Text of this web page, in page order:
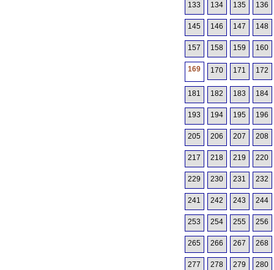
133 134 135 136
145 146 147 148
157 158 159 160
169 170 171 172
181 182 183 184
193 194 195 196
205 206 207 208
217 218 219 220
229 230 231 232
241 242 243 244
253 254 255 256
265 266 267 268
277 278 279 280